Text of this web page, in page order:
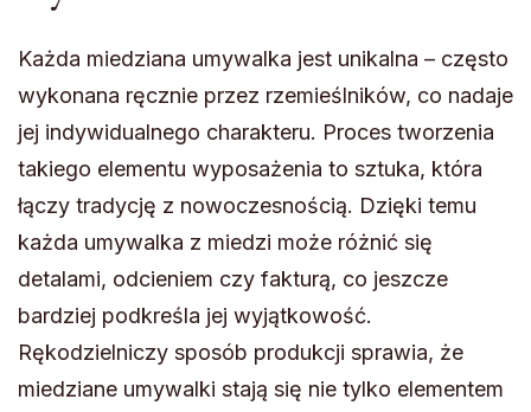
Każda miedziana umywalka jest unikalna – często
wykonana ręcznie przez rzemieślników, co nadaje
jej indywidualnego charakteru. Proces tworzenia
takiego elementu wyposażenia to sztuka, która
łączy tradycję z nowoczesnością. Dzięki temu
każda umywalka z miedzi może różnić się
detalami, odcieniem czy fakturą, co jeszcze
bardziej podkreśla jej wyjątkowość.
Rękodzielniczy sposób produkcji sprawia, że
miedziane umywalki stają się nie tylko elementem